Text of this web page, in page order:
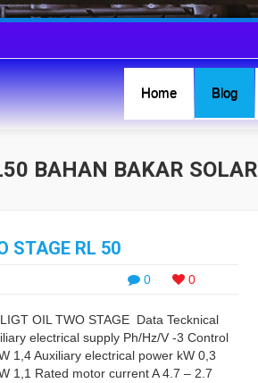
Home Blog
BAHAN BAKAR SOLAR
STAGE RL 50
0 0
OIL TWO STAGE Data Tecknical
electrical supply Ph/Hz/V -3 Control
1,4 Auxiliary electrical power kW 0,3
1,1 Rated motor current A 4.7 – 2.7